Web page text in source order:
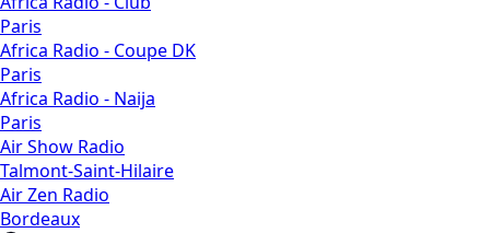
Paris
Africa Radio - Coupe DK
Paris
Africa Radio - Naija
Paris
Air Show Radio
Talmont-Saint-Hilaire
Air Zen Radio
Bordeaux